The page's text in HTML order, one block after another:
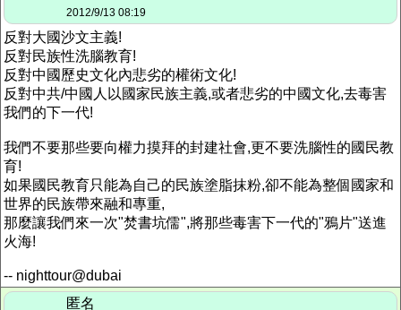
2012/9/13 08:19
反對大國沙文主義!
反對民族性洗腦教育!
反對中國歷史文化內悲劣的權術文化!
反對中共/中國人以國家民族主義,或者悲劣的中國文化,去毒害
我們的下一代!
我們不要那些要向權力摸拜的封建社會,更不要洗腦性的國民教
育!
如果國民教育只能為自己的民族塗脂抹粉,卻不能為整個國家和
世界的民族帶來融和專重,
那麼讓我們來一次"焚書坑儒",將那些毒害下一代的"鴉片"送進
火海!
-- nighttour@dubai
匿名